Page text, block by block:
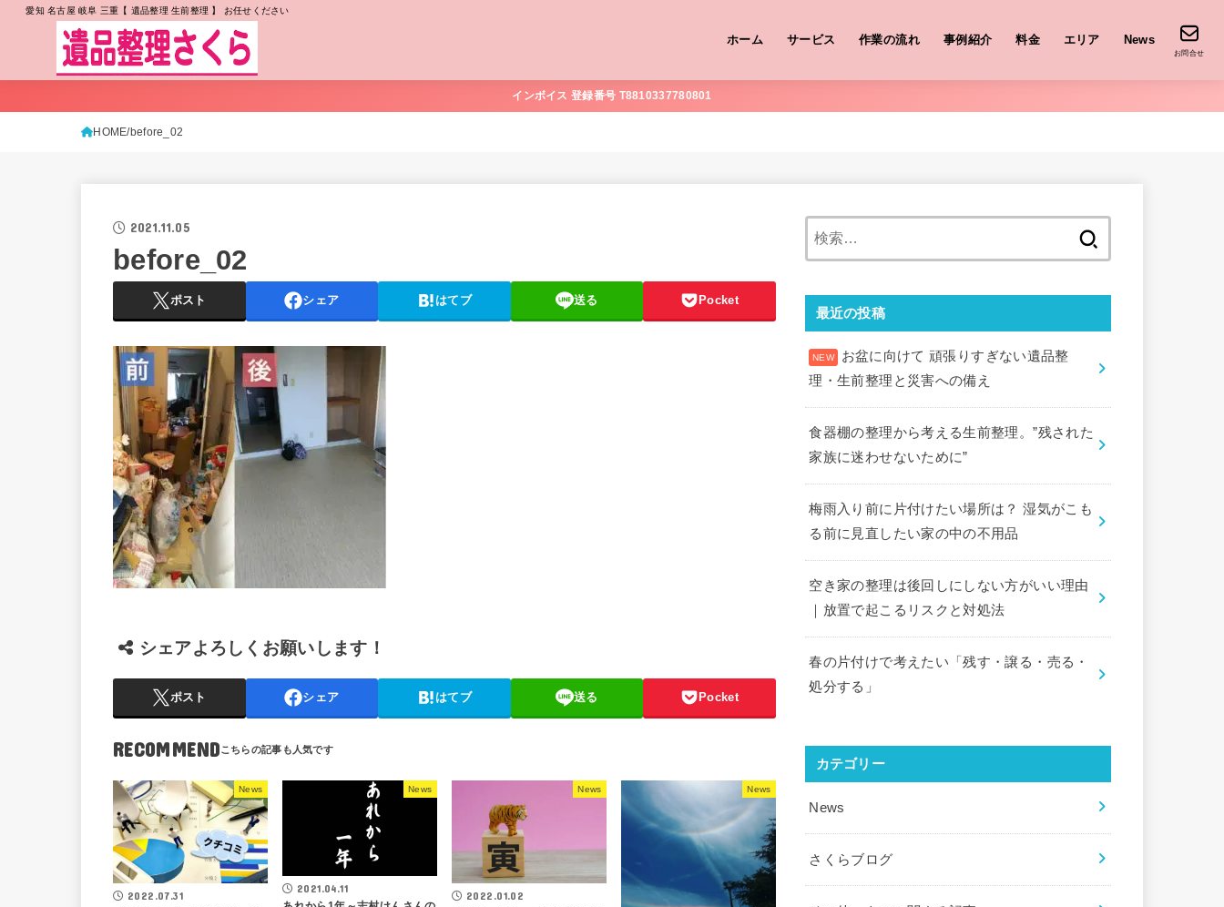
愛知 名古屋 岐阜 三重【 遺品整理 生前整理 】 お任せください
ホーム サービス 作業の流れ 事例紹介 料金 エリア News
お問合せ
インボイス 登録番号 T8810337780801
HOME before_02
2021.11.05
before_02
ポスト シェア はてブ 送る Pocket
シェアよろしくお願いします！
ポスト シェア はてブ 送る Pocket
RECOMMEND
News
2022.07.31
News
2021.04.11
News
2022.01.02
News
最近の投稿
お盆に向けて 頑張りすぎない遺品整
理・生前整理と災害への備え
食器棚の整理から考える生前整理。”残された
家族に迷わせないために”
梅雨入り前に片付けたい場所は？ 湿気がこも
る前に見直したい家の中の不用品
空き家の整理は後回しにしない方がいい理由
｜放置で起こるリスクと対処法
春の片付けで考えたい「残す・譲る・売る・
処分する」
カテゴリー
News
さくらブログ